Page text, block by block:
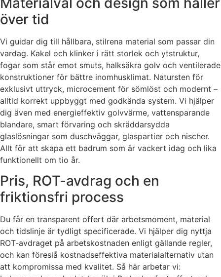
över tid
Vi guidar dig till hållbara, stilrena material som passar din
vardag. Kakel och klinker i rätt storlek och ytstruktur,
fogar som står emot smuts, halksäkra golv och ventilerade
konstruktioner för bättre inomhusklimat. Natursten för
exklusivt uttryck, microcement för sömlöst och modernt –
alltid korrekt uppbyggt med godkända system. Vi hjälper
dig även med energieffektiv golvvärme, vattensparande
blandare, smart förvaring och skräddarsydda
glaslösningar som duschväggar, glaspartier och nischer.
Allt för att skapa ett badrum som är vackert idag och lika
funktionellt om tio år.
Pris, ROT-avdrag och en
friktionsfri process
Du får en transparent offert där arbetsmoment, material
och tidslinje är tydligt specificerade. Vi hjälper dig nyttja
ROT-avdraget på arbetskostnaden enligt gällande regler,
och kan föreslå kostnadseffektiva materialalternativ utan
att kompromissa med kvalitet. Så här arbetar vi: